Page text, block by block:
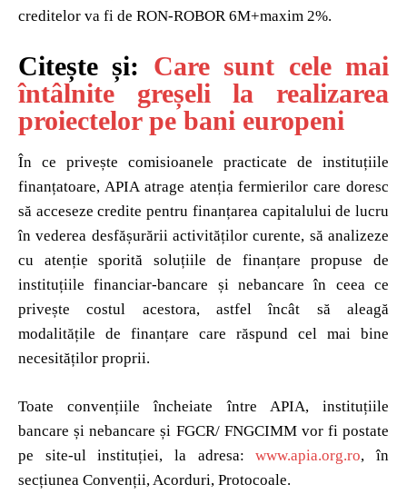
creditelor va fi de RON-ROBOR 6M+maxim 2%.
Citește și: Care sunt cele mai
întâlnite greșeli la realizarea
proiectelor pe bani europeni
În ce privește comisioanele practicate de instituțiile
finanțatoare, APIA atrage atenția fermierilor care doresc
să acceseze credite pentru finanțarea capitalului de lucru
în vederea desfășurării activităților curente, să analizeze
cu atenție sporită soluțiile de finanțare propuse de
instituțiile financiar-bancare și nebancare în ceea ce
privește costul acestora, astfel încât să aleagă
modalitățile de finanțare care răspund cel mai bine
necesităților proprii.
Toate convențiile încheiate între APIA, instituțiile
bancare și nebancare și FGCR/ FNGCIMM vor fi postate
pe site-ul instituției, la adresa:www.apia.org.ro, în
secțiunea Convenții, Acorduri, Protocoale.